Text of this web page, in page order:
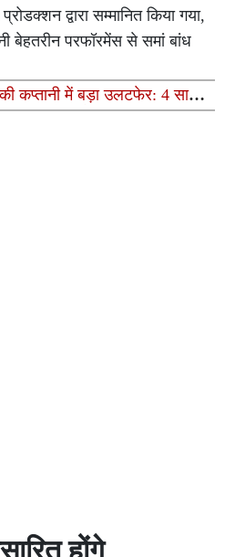
द्वारा सम्मानित किया गया,
बेहतरीन परफॉरमेंस से समां बांध
कप्तानी में बड़ा उलटफेर: 4 साल
की कुर्सी, इंग्लैंड बना टी20 का नया
होंगे